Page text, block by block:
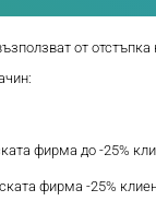
от
фирма до -25%
фирма -25%